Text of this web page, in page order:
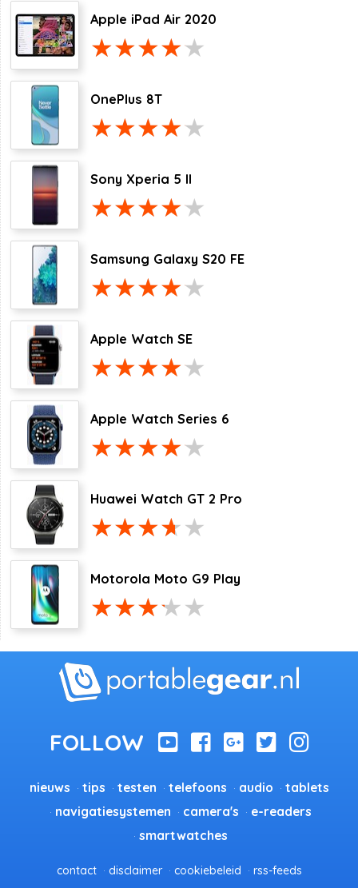
Apple iPad Air 2020
OnePlus 8T
Sony Xperia 5 II
Samsung Galaxy S20 FE
Apple Watch SE
Apple Watch Series 6
Huawei Watch GT 2 Pro
Motorola Moto G9 Play
nieuws tips testen telefoons audio
tablets
navigatiesystemen
camera's
e-readers
smartwatches
contact disclaimer cookiebeleid rss-feeds